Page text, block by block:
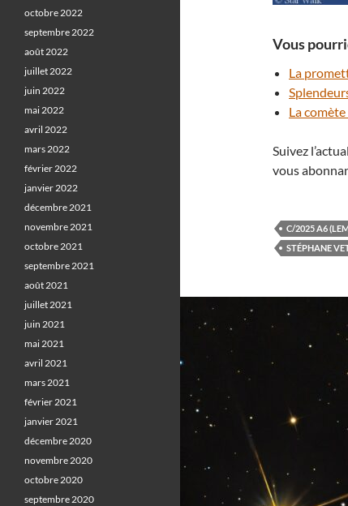
Vous
La
La
Suivez
vous
C/2025 A6
STÉPHANE
octobre 2022
septembre 2022
août 2022
juillet 2022
juin 2022
mai 2022
avril 2022
mars 2022
février 2022
janvier 2022
décembre 2021
novembre 2021
octobre 2021
septembre 2021
août 2021
juillet 2021
juin 2021
mai 2021
avril 2021
mars 2021
février 2021
janvier 2021
décembre 2020
novembre 2020
octobre 2020
septembre 2020